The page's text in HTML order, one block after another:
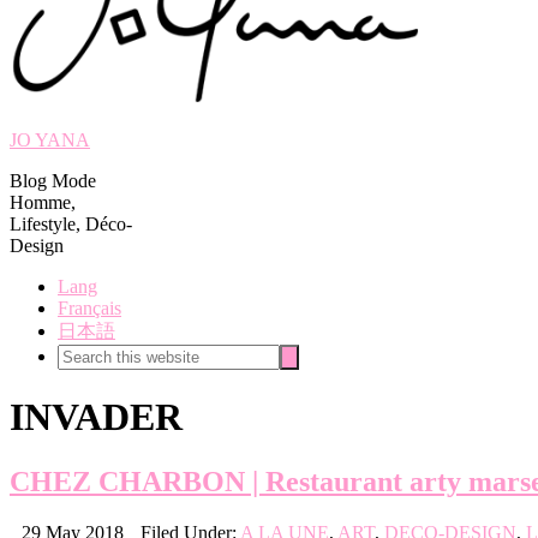
JO YANA
Blog Mode
Homme,
Lifestyle, Déco-
Design
Lang
Français
日本語
Search
this
INVADER
CHEZ CHARBON | Restaurant arty
29 May 2018 Filed Under: A LA UNE, ART, DECO-DESIGN,